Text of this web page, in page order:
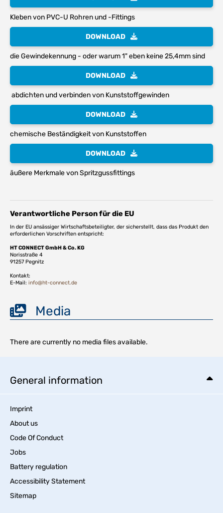
Kleben von PVC-U Rohren und -Fittings
DOWNLOAD
die Gewindekennung - oder warum 1" eben keine 25,4mm sind
DOWNLOAD
abdichten und verbinden von Kunststoffgewinden
DOWNLOAD
chemische Beständigkeit von Kunststoffen
DOWNLOAD
äußere Merkmale von Spritzgussfittings
Verantwortliche Person für die EU
In der EU ansässiger Wirtschaftsbeteiligter, der sicherstellt, dass das Produkt den
erforderlichen Vorschriften entspricht:
HT CONNECT GmbH & Co. KG
Norisstraße 4
91257 Pegnitz
Kontakt:
E-Mail: info@ht-connect.de
Media
There are currently no media files available.
General information
Imprint
About us
Code Of Conduct
Jobs
Battery regulation
Accessibility Statement
Sitemap